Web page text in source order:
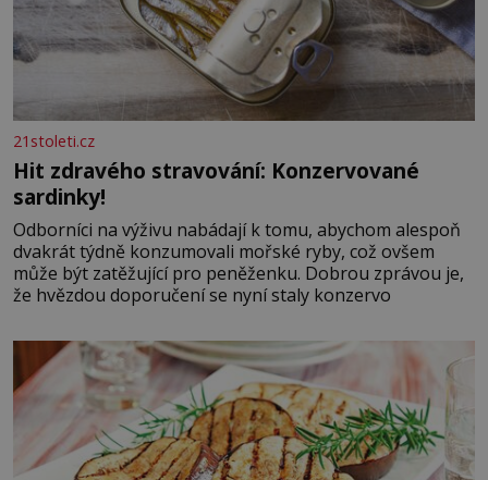
21stoleti.cz
Hit zdravého stravování: Konzervované
sardinky!
Odborníci na výživu nabádají k tomu, abychom alespoň
dvakrát týdně konzumovali mořské ryby, což ovšem
může být zatěžující pro peněženku. Dobrou zprávou je,
že hvězdou doporučení se nyní staly konzervo